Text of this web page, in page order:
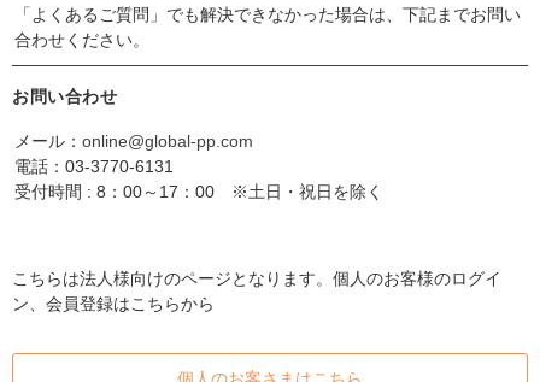
「よくあるご質問」でも解決できなかった場合は、下記までお問い
合わせください。
お問い合わせ
メール： online@global-pp.com
電話： 03-3770-6131
受付時間 : 8：00～17：00 ※土日・祝日を除く
こちらは法人様向けのページとなります。個人のお客様のログイ
ン、会員登録はこちらから